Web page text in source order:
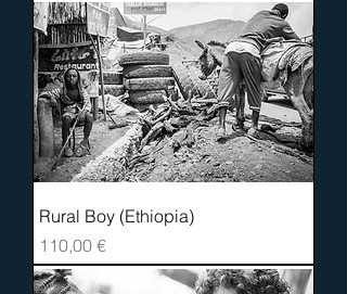
Rural Boy (Ethiopia)
Prix
110,00 €